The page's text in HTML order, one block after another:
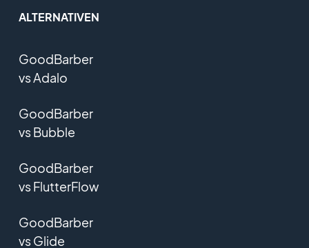
ALTERNATIVEN
GoodBarber
vs Adalo
GoodBarber
vs Bubble
GoodBarber
vs FlutterFlow
GoodBarber
vs Glide